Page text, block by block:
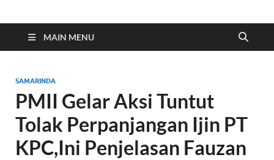
Indonesia Cyber
MAIN MENU
SAMARINDA
PMII Gelar Aksi Tuntut
Tolak Perpanjangan Ijin PT
KPC,Ini Penjelasan Fauzan